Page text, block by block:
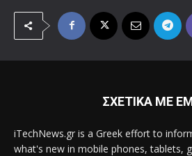
ΣΧΕΤΙΚΑ ΜΕ
iTechNews.gr is a Greek effort to
what's new in mobile phones, tablets,